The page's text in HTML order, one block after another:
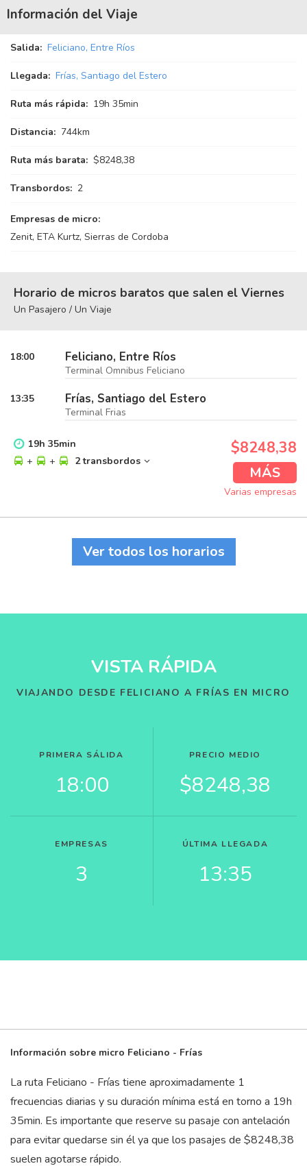
Información del Viaje
Salida: Feliciano, Entre Ríos
Llegada: Frías, Santiago del Estero
Ruta más rápida: 19h 35min
Distancia: 744km
Ruta más barata: $8248,38
Transbordos: 2
Empresas de micro:
Zenit, ETA Kurtz, Sierras de Cordoba
Horario de micros baratos que salen el Viernes
Un Pasajero / Un Viaje
18:00 Feliciano, Entre Ríos
Terminal Omnibus Feliciano
13:35 Frías, Santiago del Estero
Terminal Frias
19h 35min
+
+ 2 transbordos
$8248,38
MÁS
Varias empresas
Ver todos los horarios
VISTA RÁPIDA
VIAJANDO DESDE FELICIANO A FRÍAS EN MICRO
PRIMERA SÁLIDA
18:00
PRECIO MEDIO
$8248,38
EMPRESAS
3
ÚLTIMA LLEGADA
13:35
Información sobre micro Feliciano - Frías
La ruta Feliciano - Frías tiene aproximadamente 1
frecuencias diarias y su duración mínima está en torno a 19h
35min. Es importante que reserve su pasaje con antelación
para evitar quedarse sin él ya que los pasajes de $8248,38
suelen agotarse rápido.